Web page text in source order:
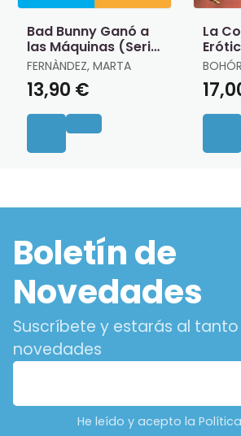
Bad Bunny Ganó a
las Máquinas (Serie
Endebate)
FERNÀNDEZ, MARTA
13,90 €
La
Boletín de
Novedades
Suscríbete y estarás al
novedades
He leído y acepto la